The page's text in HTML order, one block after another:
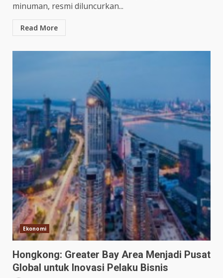
minuman, resmi diluncurkan...
Read More
Ekonomi
Hongkong: Greater Bay Area Menjadi Pusat
Global untuk Inovasi Pelaku Bisnis